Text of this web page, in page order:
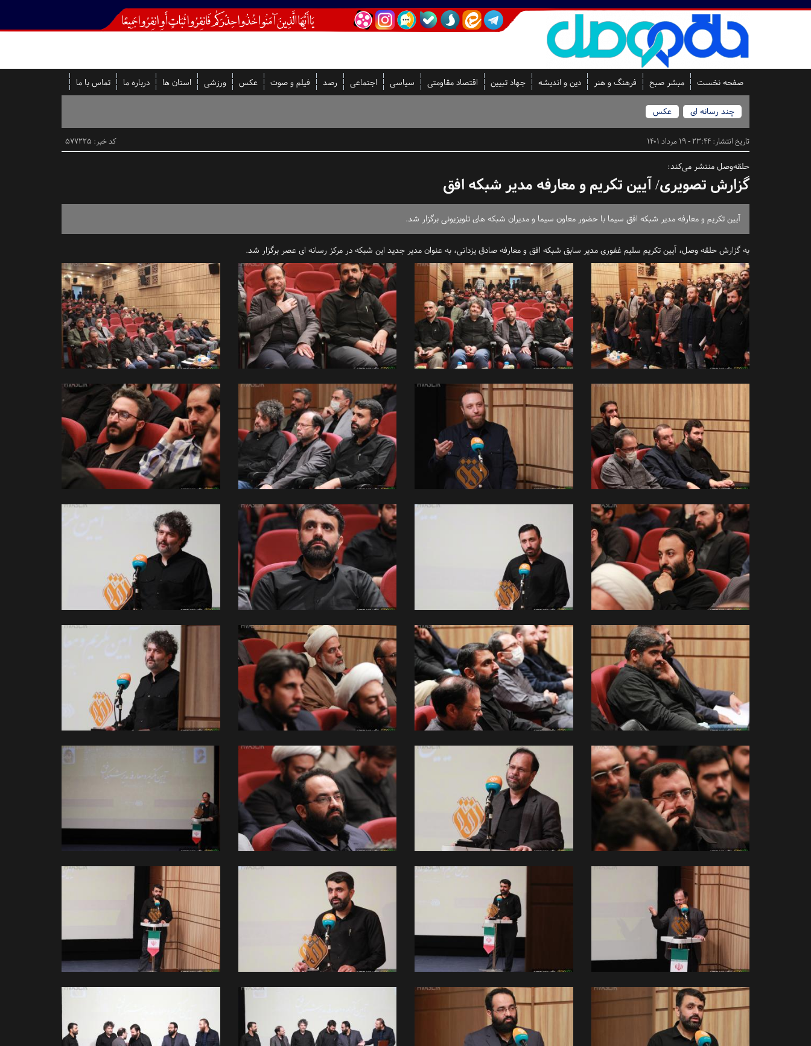
صفحه نخست مبشر صبح فرهنگ و هنر دین و اندیشه جهاد تبیین اقتصاد مقاومتی سیاسی اجتماعی رصد فیلم و صوت عکس ورزشی استان ها درباره ما تماس با ما
چند رسانه ای عکس
تاریخ انتشار: 23:44 - 19 مرداد 1401 کد خبر: 577225
حلقه‌وصل منتشر می‌کند:
گزارش تصویری/ آیین تکریم و معارفه مدیر شبکه افق
آیین تکریم و معارفه مدیر شبکه افق سیما با حضور معاون سیما و مدیران شبکه های تلویزیونی برگزار شد.
به گزارش حلقه وصل، آیین تکریم سلیم غفوری مدیر سابق شبکه افق و معارفه صادق یزدانی، به عنوان مدیر جدید این شبکه در مرکز رسانه ای عصر برگزار شد.